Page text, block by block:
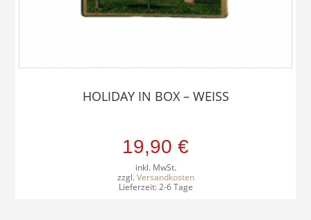
HOLIDAY IN BOX – WEISS
19,90 €
inkl. MwSt.
zzgl.Versandkosten
Lieferzeit:2-6 Tage